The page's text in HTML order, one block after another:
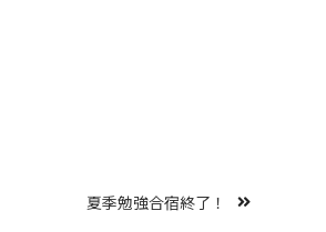
夏季勉強合宿終了！